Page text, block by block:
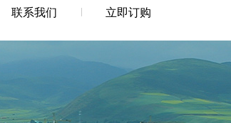
联系我们 立即订购